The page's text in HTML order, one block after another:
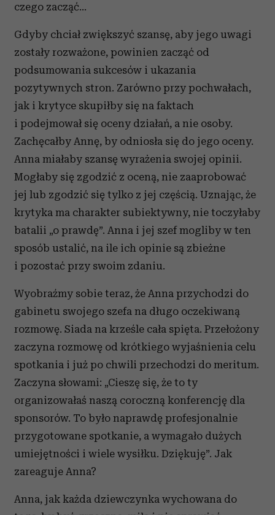
czego zacząć…
Gdyby chciał zwiększyć szansę, aby jego uwagi
zostały rozważone, powinien zacząć od
podsumowania sukcesów i ukazania
pozytywnych stron. Zarówno przy pochwałach,
jak i krytyce skupiłby się na faktach
i podejmował się oceny działań, a nie osoby.
Zachęcałby Annę, by odniosła się do jego oceny.
Anna miałaby szansę wyrażenia swojej opinii.
Mogłaby się zgodzić z oceną, nie zaaprobować
jej lub zgodzić się tylko z jej częścią. Uznając, że
krytyka ma charakter subiektywny, nie toczyłaby
batalii „o prawdę”. Anna i jej szef mogliby w ten
sposób ustalić, na ile ich opinie są zbieżne
i pozostać przy swoim zdaniu.
Wyobraźmy sobie teraz, że Anna przychodzi do
gabinetu swojego szefa na długo oczekiwaną
rozmowę. Siada na krześle cała spięta. Przełożony
zaczyna rozmowę od krótkiego wyjaśnienia celu
spotkania i już po chwili przechodzi do meritum.
Zaczyna słowami: „Cieszę się, że to ty
organizowałaś naszą coroczną konferencję dla
sponsorów. To było naprawdę profesjonalnie
przygotowane spotkanie, a wymagało dużych
umiejętności i wiele wysiłku. Dziękuję”. Jak
zareaguje Anna?
Anna, jak każda dziewczynka wychowana do